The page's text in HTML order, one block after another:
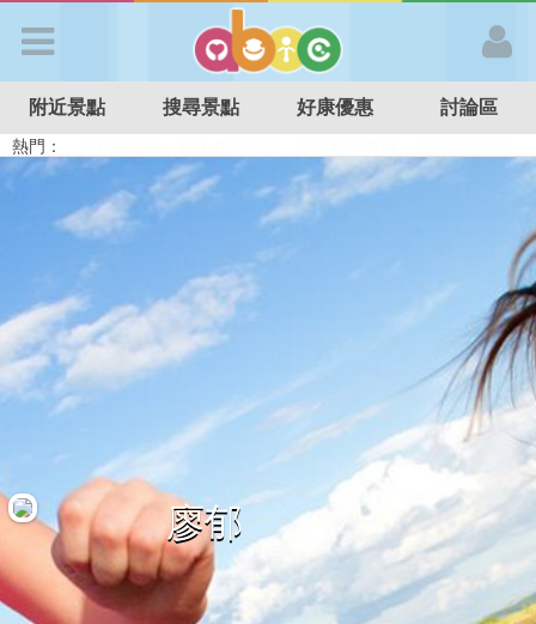
APP登入
首 頁
搜尋景點
好康優惠
最新留言
商家合作
附近景點 搜尋景點 好康優惠 討論區
熱門：
特色遊戲場
親子住房優惠 台北親子餐廳 溫泉泡湯SPA
廖郁